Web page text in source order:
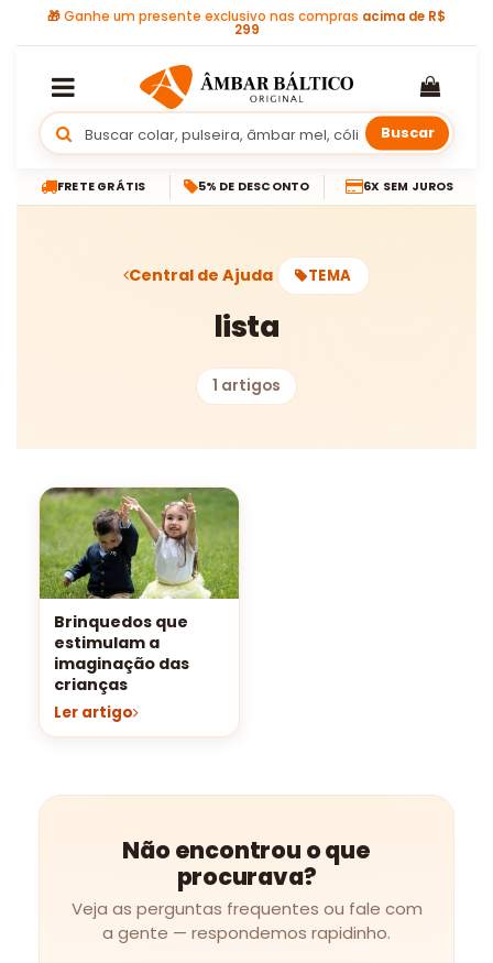
🎁Ganhe um presente exclusivo nas compras acima de R$
299
Buscar
FRETE GRÁTIS 5% DE DESCONTO 6X SEM JUROS
Central de Ajuda TEMA
lista
1 artigos
Brinquedos que
estimulam a
imaginação das
crianças
Ler artigo
Não encontrou o que
procurava?
Veja as perguntas frequentes ou fale com
a gente — respondemos rapidinho.